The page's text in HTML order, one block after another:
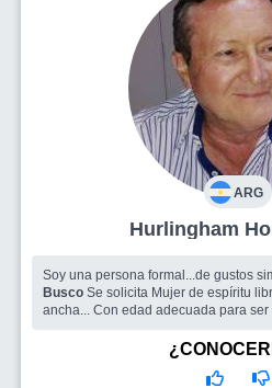
ARG
Soy una persona formal...de gustos
Busco Se solicita Mujer de espíritu
ancha... Con edad adecuada para ser amada... Para labores de